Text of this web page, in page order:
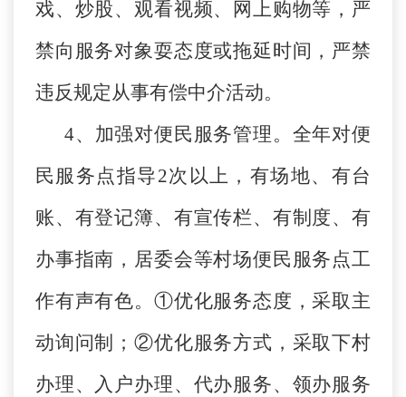
戏、炒股、观看视频、网上购物等，严
禁向服务对象耍态度或拖延时间，严禁
违反规定从事有偿中介活动。
4、加强对便民服务管理。全年对便
民服务点指导2次以上，有场地、有台
账、有登记簿、有宣传栏、有制度、有
办事指南，居委会等村场便民服务点工
作有声有色。①优化服务态度，采取主
动询问制；②优化服务方式，采取下村
办理、入户办理、代办服务、领办服务